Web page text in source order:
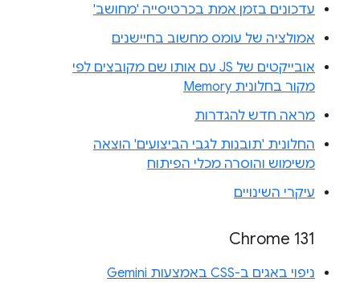
עדכונים בזמן אמת בכרטיסייה 'מחושב'
אמולציה של עומס מחשוב בחיישנים
אובייקטים של JS עם אותו שם מקובצים לפי
מקור בחלונית Memory
מראה חדש להגדרות
החלונית 'תובנות לגבי הביצועים' הוצאה
משימוש והוסרה מכלי הפיתוח
עיקרי השינויים
Chrome 131
ניפוי באגים ב-CSS באמצעות Gemini